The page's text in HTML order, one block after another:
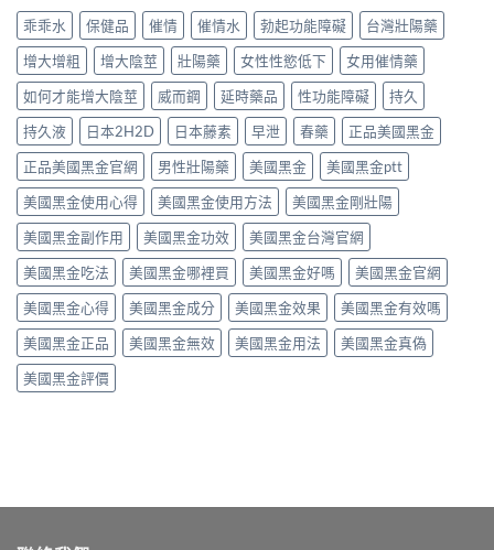
安
心
購
管
道〉
中
正
確
法
與
安
心
選
購
重
點〉
中
果、
成
解
析
與
安
心
購
買
管
道〉
中
師
親
網
購
風
險、
分
辨
真
假
與
安
心
下
單
5
重
點〉
中
粗
產
品
怎
麼
選？
藥
師
分
析
有
效
成
分、
破
解
常
見
迷
思
與
乖乖水 保健品 催情 催情水 勃起功能障礙
台灣壯陽藥
增大增粗
增大陰莖 壯陽藥 女性性慾低下
女用催情藥
如何才能增大陰莖
威而鋼 延時藥品 性功能障礙
持久
持久液
日本2H2D 日本藤素 早泄 春藥
正品美國黑金
正品美國黑金官網
男性壯陽藥 美國黑金
美國黑金ptt
美國黑金使用心得
美國黑金使用方法
美國黑金剛壯陽
美國黑金副作用
美國黑金功效
美國黑金台灣官網
美國黑金吃法
美國黑金哪裡買 美國黑金好嗎
美國黑金官網
美國黑金心得
美國黑金成分 美國黑金效果
美國黑金有效嗎
美國黑金正品
美國黑金無效 美國黑金用法
美國黑金真偽
美國黑金評價